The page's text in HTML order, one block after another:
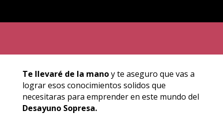
Te llevaré de la manoy te aseguro que vas a
lograr esos conocimientos solidos que
necesitaras para emprender en este mundo del
Desayuno Sopresa.